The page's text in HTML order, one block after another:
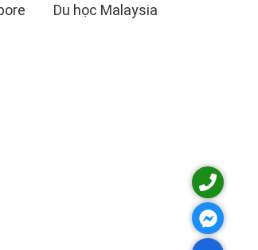
Du học Malaysia